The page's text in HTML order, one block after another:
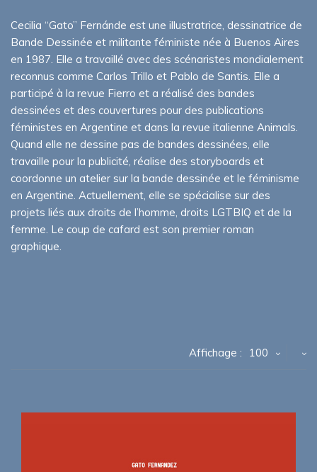
Cecilia “Gato” Fernánde est une illustratrice, dessinatrice de
Bande Dessinée et militante féministe née à Buenos Aires
en 1987. Elle a travaillé avec des scénaristes mondialement
reconnus comme Carlos Trillo et Pablo de Santis. Elle a
participé à la revue Fierro et a réalisé des bandes
dessinées et des couvertures pour des publications
féministes en Argentine et dans la revue italienne Animals.
Quand elle ne dessine pas de bandes dessinées, elle
travaille pour la publicité, réalise des storyboards et
coordonne un atelier sur la bande dessinée et le féminisme
en Argentine. Actuellement, elle se spécialise sur des
projets liés aux droits de l’homme, droits LGTBIQ et de la
femme. Le coup de cafard est son premier roman
graphique.
Affichage : 100